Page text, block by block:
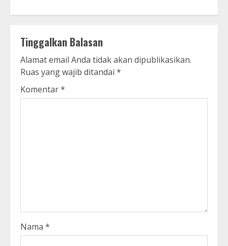
Tinggalkan Balasan
Alamat email Anda tidak akan dipublikasikan.
Ruas yang wajib ditandai *
Komentar*
Nama *